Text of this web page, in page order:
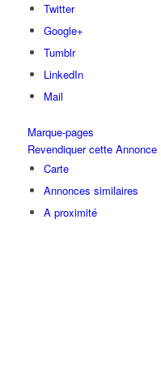
Twitter
Google+
Tumblr
LinkedIn
Mail
Marque-pages
Revendiquer cette Annonce
Carte
Annonces similaires
A proximité